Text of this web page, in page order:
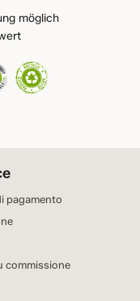
möglich
pagamento
commissione